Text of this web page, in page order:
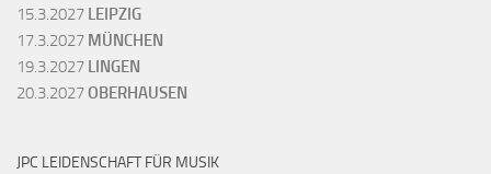
15.3.2027 LEIPZIG
17.3.2027 MÜNCHEN
19.3.2027 LINGEN
20.3.2027OBERHAUSEN
JPC LEIDENSCHAFT FÜR MUSIK